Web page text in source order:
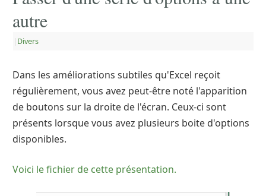
autre
| Divers
Dans les améliorations subtiles qu'Excel reçoit
régulièrement, vous avez peut-être noté l'apparition
de boutons sur la droite de l'écran. Ceux-ci sont
présents lorsque vous avez plusieurs boite d'options
disponibles.
Voici le fichier de cette présentation.